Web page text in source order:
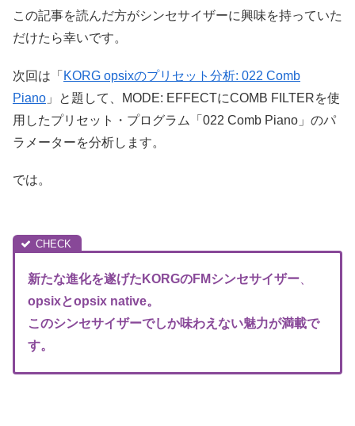
この記事を読んだ方がシンセサイザーに興味を持っていた
だけたら幸いです。
次回は「 KORG opsixのプリセット分析: 022 Comb
Piano 」と題して、MODE: EFFECTにCOMB FILTERを使
用したプリセット・プログラム「022 Comb Piano」のパ
ラメーターを分析します。
では。
新たな進化を遂げたKORGのFMシンセサイザー
opsixとopsix native。
このシンセサイザーでしか味わえない魅力が満載で
す。